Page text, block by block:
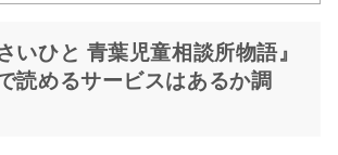
いひと 青葉児童相談所物語』
読めるサービスはあるか調